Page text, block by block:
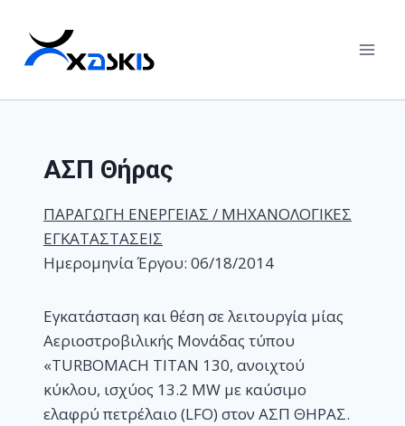
content
ΑΣΠ Θήρας
ΠΑΡΑΓΩΓΗ ΕΝΕΡΓΕΙΑΣ / ΜΗΧΑΝΟΛΟΓΙΚΕΣ
ΕΓΚΑΤΑΣΤΑΣΕΙΣ
Ημερομηνία Έργου: 06/18/2014
Εγκατάσταση και θέση σε λειτουργία μίας
Αεριοστροβιλικής Μονάδας τύπου
«TURBOMACH TITAN 130, ανοιχτού
κύκλου, ισχύος 13.2 MW με καύσιμο
ελαφρύ πετρέλαιο (LFO) στον ΑΣΠ ΘΗΡΑΣ.